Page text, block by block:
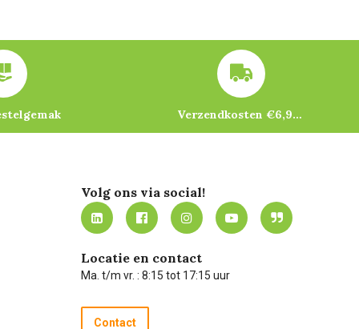
Verzendkosten €6,95 – gratis bij je eerste bestelling vanaf €200
Volg ons via social!
Locatie en contact
Ma. t/m vr. : 8:15 tot 17:15 uur
Contact